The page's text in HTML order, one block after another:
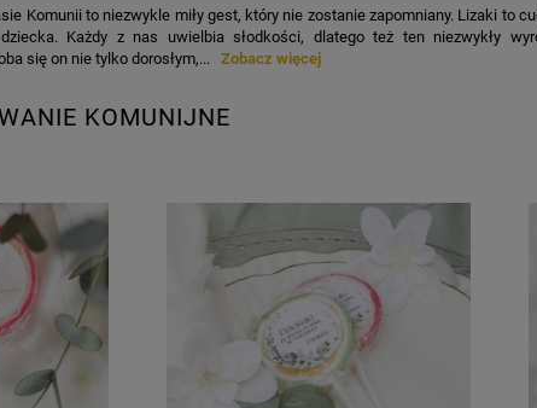
Komunii to niezwykle miły gest, który nie zostanie zapomniany. Lizaki to
Każdy z nas uwielbia słodkości, dlatego też ten niezwykły
się on nie tylko dorosłym,... Zobacz więcej
KOMUNIJNE